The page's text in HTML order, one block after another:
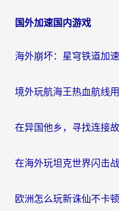
导
国外加速国内游戏